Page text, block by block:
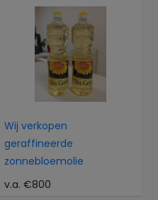
Wij verkopen
geraffineerde
zonnebloemolie
v.a. €800